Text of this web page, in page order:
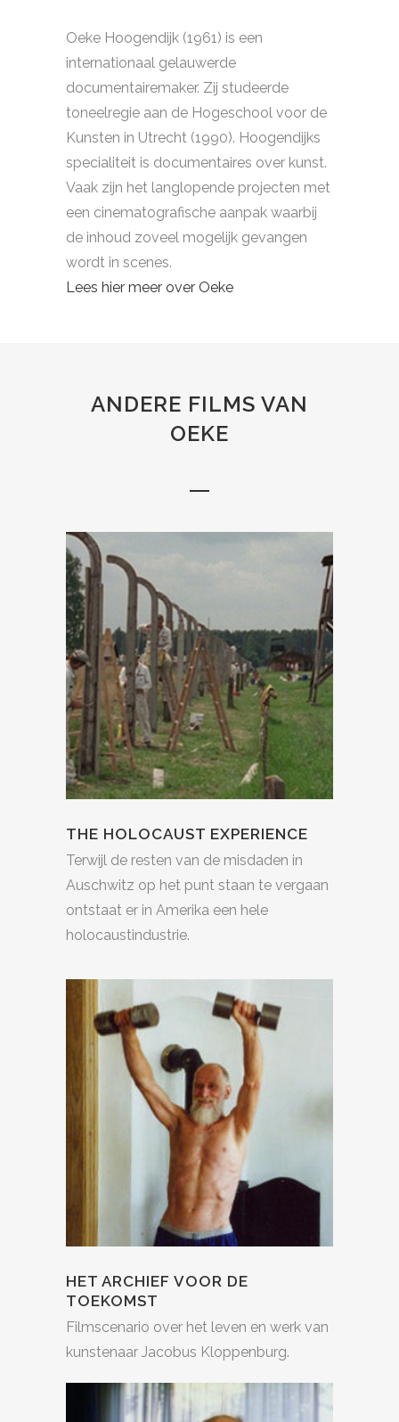
Oeke Hoogendijk (1961) is een
internationaal gelauwerde
documentairemaker. Zij studeerde
toneelregie aan de Hogeschool voor de
Kunsten in Utrecht (1990). Hoogendijks
specialiteit is documentaires over kunst.
Vaak zijn het langlopende projecten met
een cinematografische aanpak waarbij
de inhoud zoveel mogelijk gevangen
wordt in scenes.
Lees hier meer over Oeke
ANDERE FILMS VAN
OEKE
THE HOLOCAUST EXPERIENCE
Terwijl de resten van de misdaden in
Auschwitz op het punt staan te vergaan
ontstaat er in Amerika een hele
holocaustindustrie.
HET ARCHIEF VOOR DE
TOEKOMST
Filmscenario over het leven en werk van
kunstenaar Jacobus Kloppenburg.